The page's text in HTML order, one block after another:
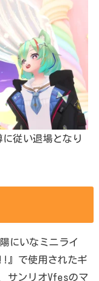
従い退場となり
にいなミニライ
』で使用されたギ
サンリオVfesのマ